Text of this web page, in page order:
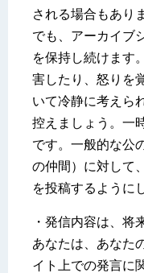
される場合もあり
でも、アーカイブ
を保持し続けます
害したり、怒りを
いて冷静に考えら
控えましょう。一
です。一般的な公
の仲間）に対して
を投稿するように
・発信内容は、将
あなたは、あなた
イト上での発言に